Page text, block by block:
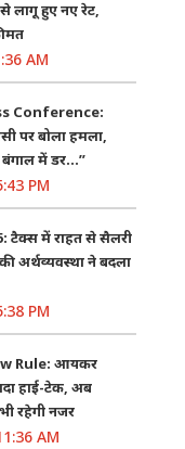
लागू हुए नए रेट,
AM
Conference:
पर बोला हमला,
बंगाल में डर…”
PM
टैक्स में राहत से सैलरी
अर्थव्यवस्था ने बदला
PM
Rule: आयकर
हाई-टेक, अब
रहेगी नजर
AM